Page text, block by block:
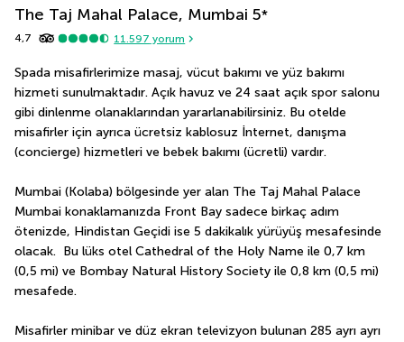
The Taj Mahal Palace, Mumbai 5*
4,7 11.597 yorum
Spada misafirlerimize masaj, vücut bakımı ve yüz bakımı
hizmeti sunulmaktadır. Açık havuz ve 24 saat açık spor salonu
gibi dinlenme olanaklarından yararlanabilirsiniz. Bu otelde
misafirler için ayrıca ücretsiz kablosuz İnternet, danışma
(concierge) hizmetleri ve bebek bakımı (ücretli) vardır.
Mumbai (Kolaba) bölgesinde yer alan The Taj Mahal Palace
Mumbai konaklamanızda Front Bay sadece birkaç adım
ötenizde, Hindistan Geçidi ise 5 dakikalık yürüyüş mesafesinde
olacak.  Bu lüks otel Cathedral of the Holy Name ile 0,7 km
(0,5 mi) ve Bombay Natural History Society ile 0,8 km (0,5 mi)
mesafede.
Misafirler minibar ve düz ekran televizyon bulunan 285 ayrı ayrı